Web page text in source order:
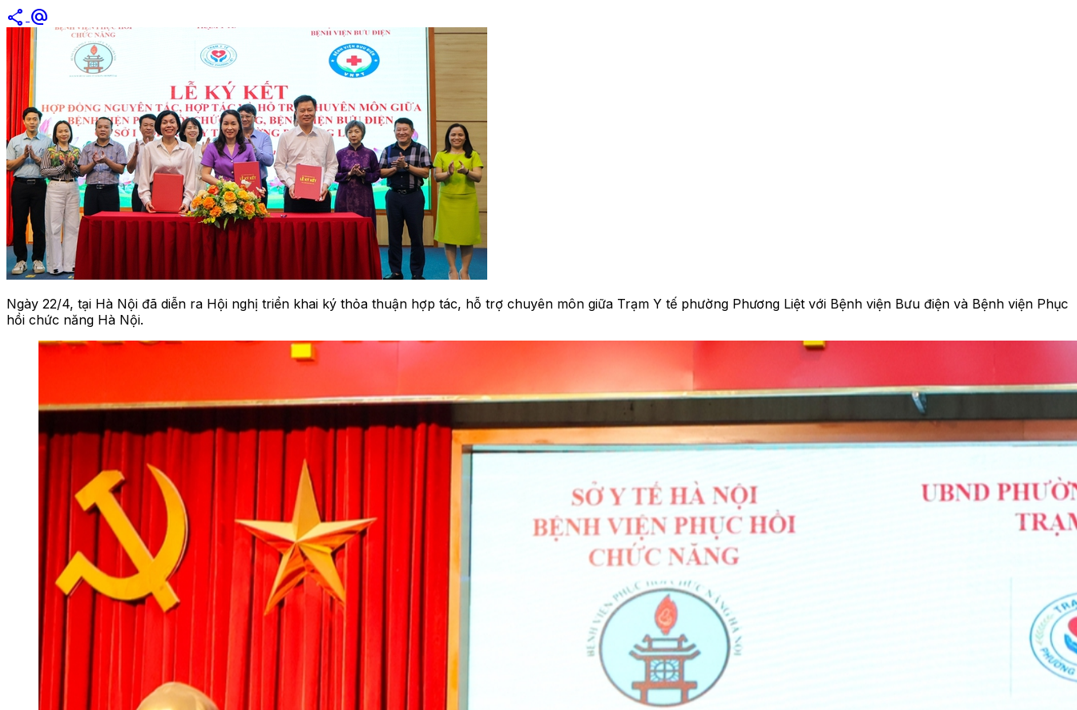
share alternate_email
Ngày 22/4, tại Hà Nội đã diễn ra Hội nghị triển khai ký thỏa thuận hợp tác, hỗ trợ chuyên môn giữa Trạm Y tế phường Phương Liệt với Bệnh viện Bưu điện và Bệnh viện Phục
hồi chức năng Hà Nội.